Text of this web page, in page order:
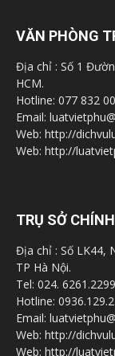
VĂN PHÒNG
Địa chỉ : Số 1
HCM.
Hotline: 077 832
Email:
Web: http://
Web: http://
TRỤ SỞ CHÍNH
Địa chỉ : Số LK44,
TP Hà Nội.
Tel: 024. 6261.2299
Hotline:
Email:
Web: http://
Web: http://